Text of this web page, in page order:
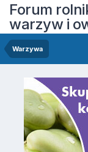
Forum
warzyw i
Warzywa